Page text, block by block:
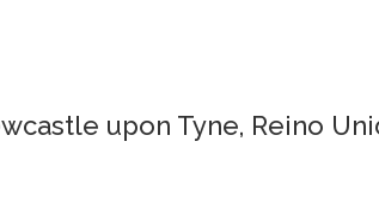
upon Tyne, Reino